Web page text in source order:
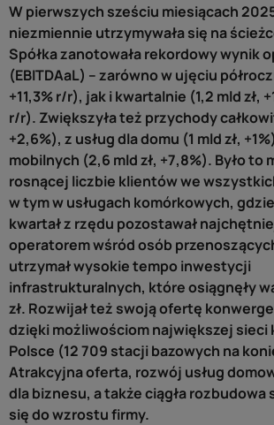
W pierwszych sześciu miesiącach
niezmiennie utrzymywała się na
Spółka zanotowała rekordowy wynik
(EBITDAaL) – zarówno w ujęciu
+11,3% r/r), jak i kwartalnie (1,2 mld zł,
r/r). Zwiększyła też przychody
+2,6%), z usług dla domu (1 mld zł,
mobilnych (2,6 mld zł, +7,8%). Było to
rosnącej liczbie klientów we
w tym w usługach komórkowych,
kwartał z rzędu pozostawał
operatorem wśród osób
utrzymał wysokie tempo inwestycji
infrastrukturalnych, które osiągnęły
zł. Rozwijał też swoją ofertę
dzięki możliwościom największej sieci
Polsce (12 709 stacji bazowych na
Atrakcyjna oferta, rozwój usług
dla biznesu, a także ciągła rozbudowa
się do wzrostu firmy.